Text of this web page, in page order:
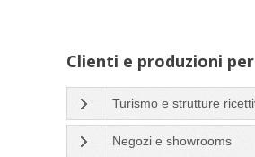
Clienti e produzioni
Turismo e strutture
Negozi e showrooms